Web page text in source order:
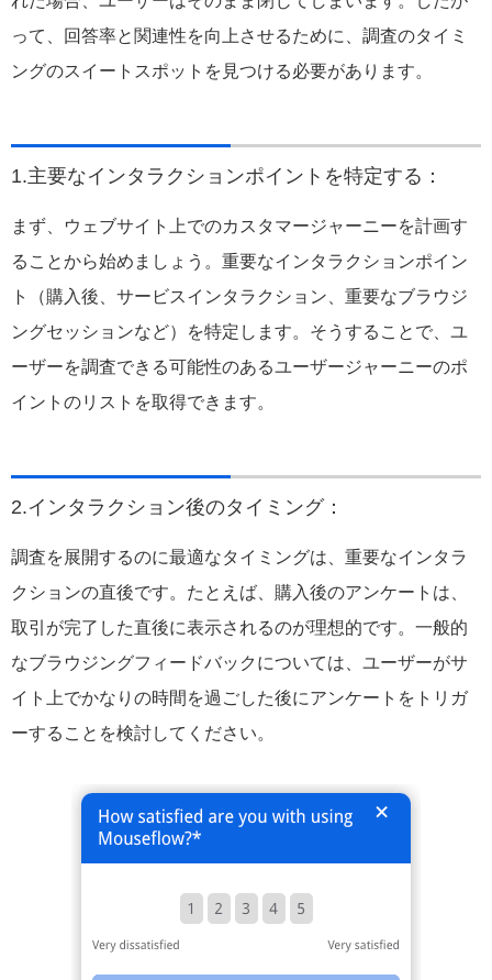
って、回答率と関連性を向上させるために、調査のタイミ
ングのスイートスポットを見つける必要があります。
1.主要なインタラクションポイントを特定する：
まず、ウェブサイト上でのカスタマージャーニーを計画す
ることから始めましょう。重要なインタラクションポイン
ト（購入後、サービスインタラクション、重要なブラウジ
ングセッションなど）を特定します。そうすることで、ユ
ーザーを調査できる可能性のあるユーザージャーニーのポ
イントのリストを取得できます。
2.インタラクション後のタイミング：
調査を展開するのに最適なタイミングは、重要なインタラ
クションの直後です。たとえば、購入後のアンケートは、
取引が完了した直後に表示されるのが理想的です。一般的
なブラウジングフィードバックについては、ユーザーがサ
イト上でかなりの時間を過ごした後にアンケートをトリガ
ーすることを検討してください。